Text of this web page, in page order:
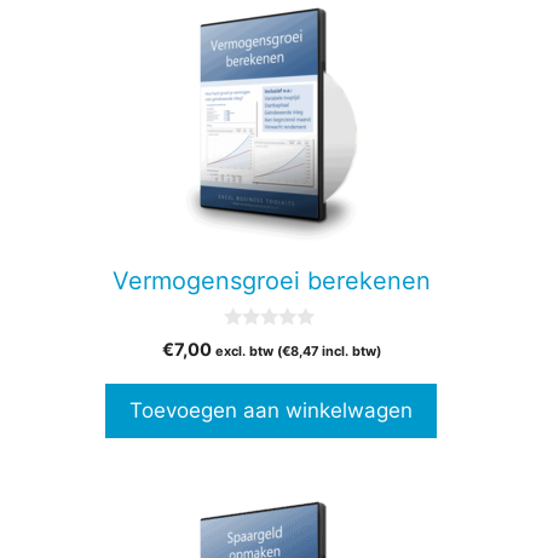
Vermogensgroei berekenen
v
5
€7,00 excl. btw (€8,47incl. btw)
Toevoegen aan winkelwagen